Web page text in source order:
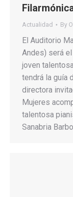
Actualidad By
El Auditorio
Andes) será
joven
tendrá la guía
directora
Mujeres
talentosa
Sanabria